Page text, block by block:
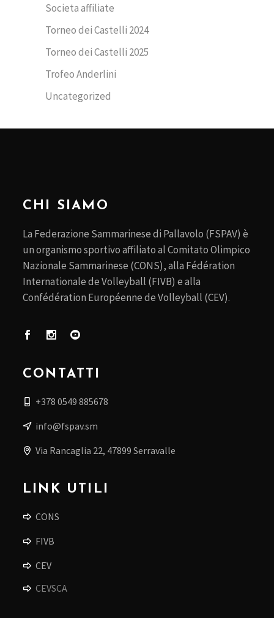
Societa affiliate
Torneo dei Castelli 2024
Torneo dei Castelli 2025
Trofeo Anderlini
Uncategorized
CHI SIAMO
La Federazione Sammarinese di Pallavolo (FSPAV) è
un organismo sportivo affiliato al Comitato Olimpico
Nazionale Sammarinese (CONS), alla Fédération
Internationale de Volleyball (FIVB) e alla
Confédération Européenne de Volleyball (CEV).
CONTATTI
+378 0549 885678
info@fspav.sm
Via Rancaglia 22, 47899 Serravalle
LINK UTILI
CONS
FIVB
CEV
CEVSCA